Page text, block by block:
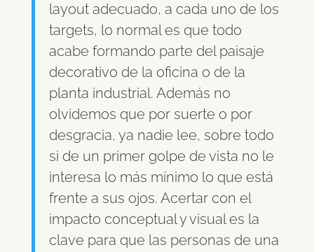
layout adecuado, a cada uno de los
targets, lo normal es que todo
acabe formando parte del paisaje
decorativo de la oficina o de la
planta industrial. Además no
olvidemos que por suerte o por
desgracia, ya nadie lee, sobre todo
si de un primer golpe de vista no le
interesa lo más mínimo lo que está
frente a sus ojos. Acertar con el
impacto conceptual y visual es la
clave para que las personas de una